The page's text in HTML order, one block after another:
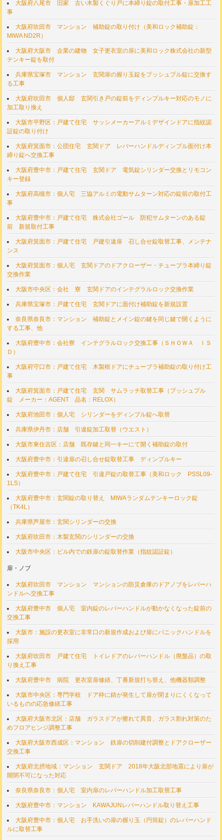
大阪府八尾市 旧家 古い木製くぐり戸に本締り錠の取付工事・扉加工工
事
大阪府吹田市 マンション 補助錠の取り付け（美和ロック補助錠：
MIWA ND2R）
大阪府大阪市 企業の建物 女子更衣室の扉に美和ロック株式会社の新型
テンキー錠を取付
兵庫県宝塚市 マンション 玄関扉の握り玉錠をプッシュプル錠に交換す
る工事
大阪府吹田市 個人邸 玄関引き戸の錠前をディンプルキー対応のモノに
加工取り換え
大阪市平野区：戸建て住宅 サッシメーカーアルミデザインドアに指紋認
証錠の取り付け
大阪府箕面市：公団住宅 玄関ドア レバーハンドルディンプル面付け本
締り錠へ交換工事
大阪府豊中市：戸建て住宅 玄関ドア 電気錠シリンダー交換とリモコン
キー登録
大阪府高槻市：個人宅 三協アルミの電動サムターン対応の錠前の取付工
事
大阪府豊中市：戸建て住宅 株式会社ゴール 防犯サムターンのある錠
前 新規取付工事
大阪府箕面市：戸建て住宅 戸建引違扉 召し合せ錠取替工事、メンテナ
ンス
大阪府箕面市：個人宅 玄関ドアのドアクローザー・チューブラ本締り錠
交換作業
大阪市中央区：会社 寮 玄関ドアのインテグラルロック交換作業
兵庫県宝塚市：戸建て住宅 玄関ドアに面付け補助錠を新規設置
奈良県奈良市：マンション 補助錠とメイン錠の鍵を同じ鍵で開くように
する工事、他
大阪府豊中市：会社寮 インテグラルロック交換工事（ＳＨＯＷＡ ＩＳ
Ｄ）
大阪府守口市：戸建て住宅 木製框ドアにチューブラ補助錠の取り付け工
事
大阪府箕面市：戸建て住宅 玄関 サムラッチ取替工事（プッシュプル
錠 メーカー：AGENT 品名：RELOX）
大阪府池田市：個人宅 シリンダーをディンプル錠へ取替
兵庫県伊丹市：店舗 引違錠加工取替（ウエスト）
大阪市東住吉区：店舗 既存鍵と同一キーにて開く補助錠の取付
大阪府豊中市：引違扉の召し合せ錠取替工事 ディンプルキー
大阪府豊中市：戸建て住宅 引違戸錠の取替工事（美和ロック PSSL09-
1LS）
大阪府豊中市：玄関錠の取り替え MIWAランダムテンキーロック錠
（TK4L）
兵庫県芦屋市：玄関シリンダーの交換
大阪府吹田市：木製玄関のシリンダーの交換
大阪市中央区：ビル内での鉄扉の錠取替作業（指紋認証錠）
扉・ノブ
大阪府吹田市 マンション マンションの防災倉庫のドアノブをレバーハ
ンドルへ交換工事
大阪府豊中市 個人宅 室内錠のレバーハンドルが動かなくなった錠前の
交換工事
大阪市：施設の更衣室に非常口の新規作成および扉にパニックハンドルを
採用
大阪府吹田市 戸建て住宅 トイレドアのレバーハンドル（廃盤品）の取
り換え工事
大阪府豊中市 病院 更衣室扉修繕、丁番新規打ち替え、他機器類調整
大阪市中央区：専門学校 ドア枠に錆が発生して扉が閉まりにくくなって
いるものの応急修繕工事
大阪府大阪市北区：店舗 ガラスドアが擦れて異音、ガラス割れ対策のた
めフロアヒンジ調整工事
大阪府大阪市西成区：マンション 鉄扉の切削建付調整とドアクローザー
交換工事
大阪府北摂地域：マンション 玄関ドア 2018年大阪北部地震により扉が
開閉不可になった対応
奈良県奈良市：個人宅 室内扉のレバーハンドル加工取替工事
大阪府豊中市：マンション KAWAJUNレバーハンドル取り替え工事
大阪府豊中市：個人宅 お手洗いの扉の握り玉（円筒錠）のレバーハンド
ルに取替工事